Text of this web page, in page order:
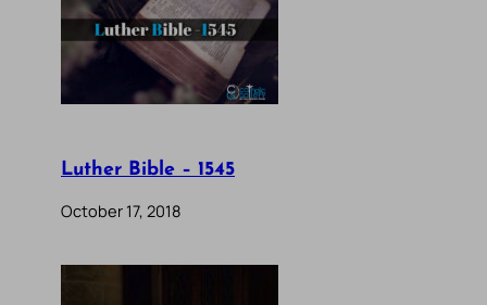
Luther Bible – 1545
October 17, 2018